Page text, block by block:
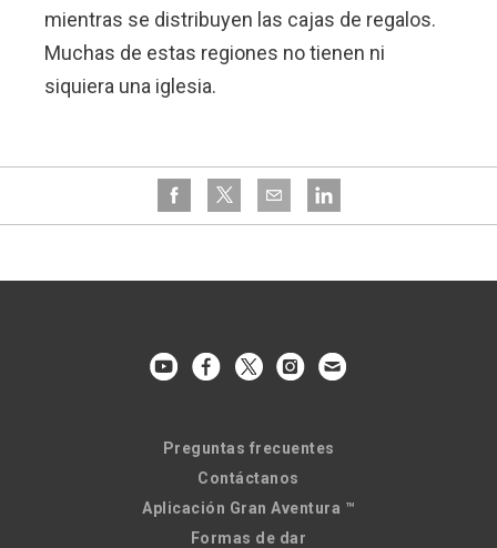
mientras se distribuyen las cajas de regalos.
Muchas de estas regiones no tienen ni
siquiera una iglesia.
Preguntas frecuentes
Contáctanos
Aplicación Gran Aventura ™
Formas de dar